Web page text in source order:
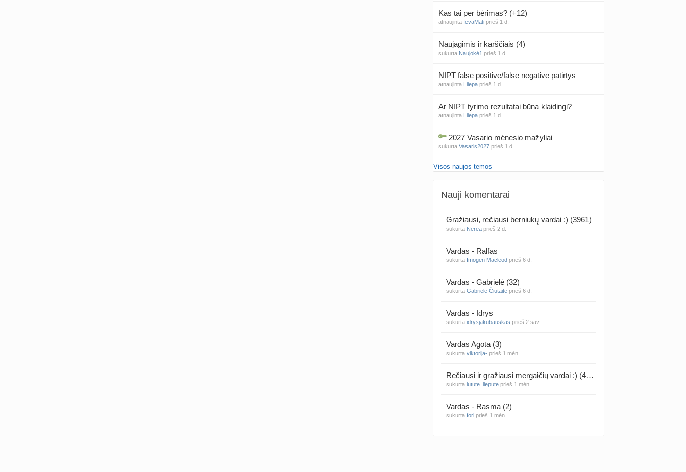
Kas tai per bėrimas? (+12)
atnaujinta IevaMati prieš 1 d.
Naujagimis ir karščiais (4)
sukurta Naujokė1 prieš 1 d.
NIPT false positive/false negative patirtys
atnaujinta Liiepa prieš 1 d.
Ar NIPT tyrimo rezultatai būna klaidingi?
atnaujinta Liiepa prieš 1 d.
2027 Vasario mėnesio mažyliai
sukurta Vasaris2027 prieš 1 d.
Traumatologai Šiauliuose (2)
Čakru valymas
Kęstutis Šklėrius
Visos temos (8000+)
Visos naujos temos
Nauji komentarai
Gražiausi, rečiausi berniukų vardai :) (3961)
sukurta Nerea prieš 2 d.
Vardas - Ralfas
sukurta Imogen Macleod prieš 6 d.
Vardas - Gabrielė (32)
sukurta Gabrielė Čiūtaitė prieš 6 d.
Vardas - Idrys
sukurta idrysjakubauskas prieš 2 sav.
Vardas Agota (3)
sukurta viktorija- prieš 1 mėn.
Rečiausi ir gražiausi mergaičių vardai :) (4314)
sukurta lutute_liepute prieš 1 mėn.
Vardas - Rasma (2)
sukurta forl prieš 1 mėn.
Vardas - Mila (12)